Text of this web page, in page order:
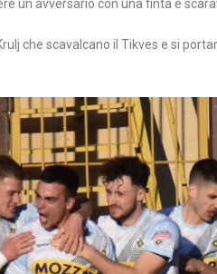
un avversario con una finta e
che scavalcano il Tikves e si